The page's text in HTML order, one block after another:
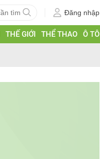
Đăng nhập
THẾ GIỚI THỂ THAO Ô TÔ